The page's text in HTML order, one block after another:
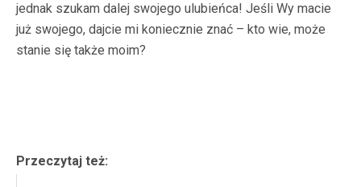
jednak szukam dalej swojego ulubieńca! Jeśli Wy macie
już swojego, dajcie mi koniecznie znać – kto wie, może
stanie się także moim?
Przeczytaj też: